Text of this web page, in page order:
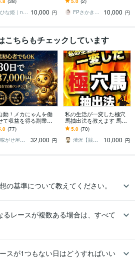
ある！note収益化の
テクニック
ひな姫｜note大学運営｜収益化運用支援 10,000 円
え、家計改善の第一歩を
踏み出した皆様へ。
FPさかきママ
10,000 円
こちらもチェックしています
動！メカにゃんを働
て収益を得る副業教
す スマホ１台｜超初
向け｜放置型副業｜
コンテンツ販売
(77)
稼がせ屋まさる｜プロマーケター｜２冠達成
32,000 円
私の生活が一変した極穴
馬抽出法を教えます 馬柱
では拾えない「爆穴」を
見抜くコツ！大穴攻略の
最短ルート！
5.0 (70)
渋沢【競馬予想家】
10,000 円
の基準について教えてください。
るレースが複数ある場合は、すべて
スが1つもない日はどうすればいい